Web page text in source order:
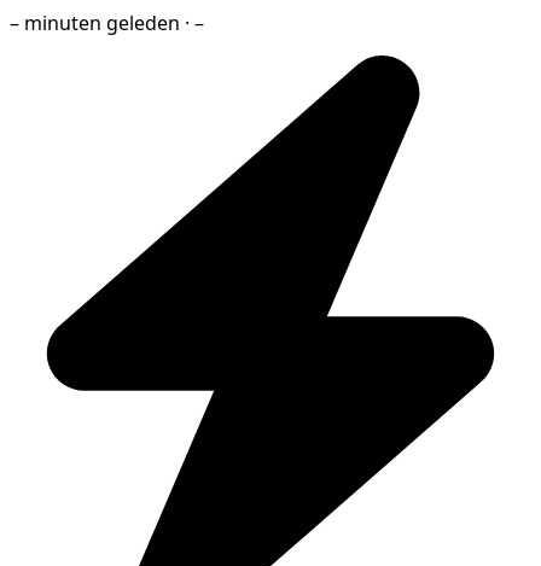
– minuten geleden · –